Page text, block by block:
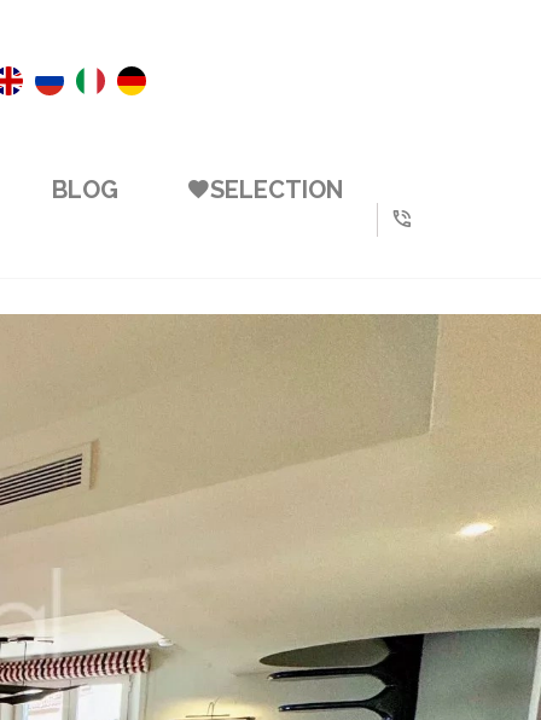
BLOG SELECTION